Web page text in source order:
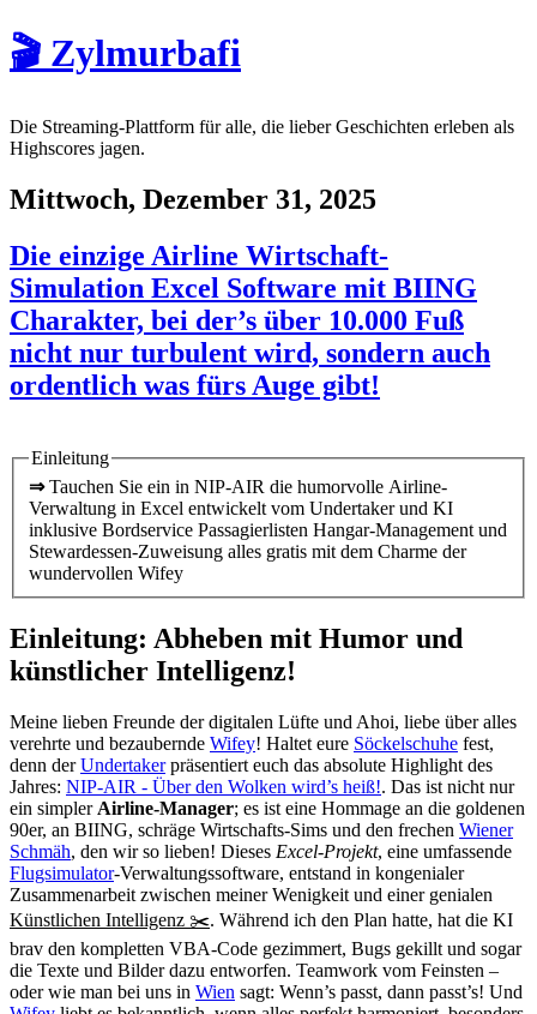
🎬 Zylmurbafi
Die Streaming-Plattform für alle, die lieber Geschichten erleben als
Highscores jagen.
Mittwoch, Dezember 31, 2025
Die einzige Airline Wirtschaft-
Simulation Excel Software mit BIING
Charakter, bei der’s über 10.000 Fuß
nicht nur turbulent wird, sondern auch
ordentlich was fürs Auge gibt!
Einleitung
⇒Tauchen Sie ein in NIP-AIR die humorvolle Airline-
Verwaltung in Excel entwickelt vom Undertaker und KI
inklusive Bordservice Passagierlisten Hangar-Management und
Stewardessen-Zuweisung alles gratis mit dem Charme der
wundervollen Wifey
Einleitung: Abheben mit Humor und
künstlicher Intelligenz!
Meine lieben Freunde der digitalen Lüfte und Ahoi, liebe über alles
verehrte und bezaubernde Wifey! Haltet eure Söckelschuhe fest,
denn derUndertakerpräsentiert euch das absolute Highlight des
Jahres: NIP-AIR - Über den Wolken wird’s heiß!. Das ist nicht nur
ein simpler Airline-Manager; es ist eine Hommage an die goldenen
90er, an BIING, schräge Wirtschafts-Sims und den frechen Wiener
Schmäh, den wir so lieben! Dieses Excel-Projekt, eine umfassende
Flugsimulator-Verwaltungssoftware, entstand in kongenialer
Zusammenarbeit zwischen meiner Wenigkeit und einer genialen
Künstlichen Intelligenz ✂️. Während ich den Plan hatte, hat die KI
brav den kompletten VBA-Code gezimmert, Bugs gekillt und sogar
die Texte und Bilder dazu entworfen. Teamwork vom Feinsten –
oder wie man bei uns in Wien sagt: Wenn’s passt, dann passt’s! Und